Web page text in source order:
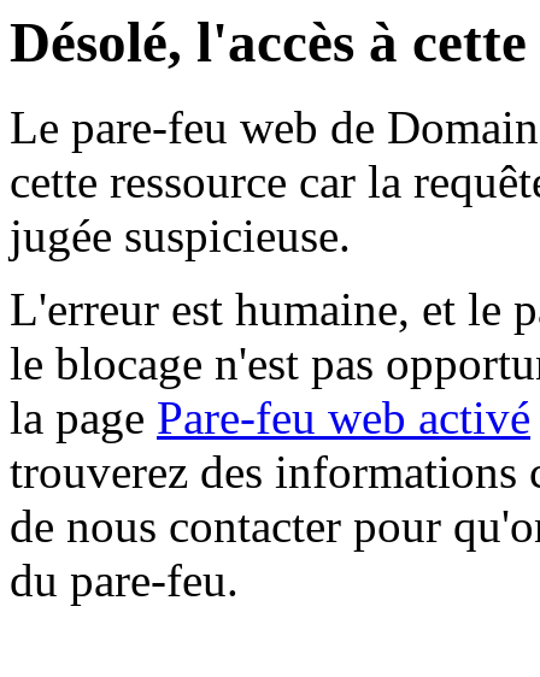
Désolé, l'accès à
Le pare-feu web de
cette ressource car la
jugée suspicieuse.
L'erreur est humaine, et le
le blocage n'est pas
la page Pare-feu web activé
trouverez des informations
de nous contacter pour
du pare-feu.